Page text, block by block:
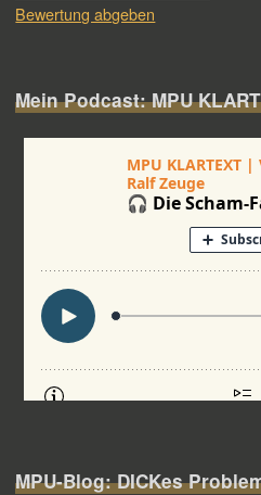
Bewertung abgeben
Mein Podcast: MPU
MPU-Blog: DICKes